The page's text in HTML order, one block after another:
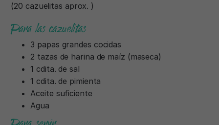
(20 cazuelitas aprox. )
Para las cazuelitas
3 papas grandes cocidas
2 tazas de harina de maíz (maseca)
1 cdita. de sal
1 cdita. de pimienta
Aceite suficiente
Agua